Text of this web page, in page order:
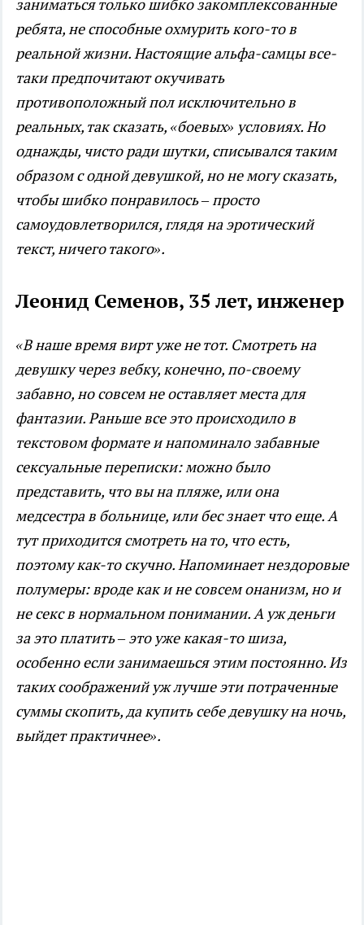
заниматься только шибко закомплексованные
ребята, не способные охмурить кого-то в
реальной жизни. Настоящие альфа-самцы все-
таки предпочитают окучивать
противоположный пол исключительно в
реальных, так сказать, «боевых» условиях. Но
однажды, чисто ради шутки, списывался таким
образом с одной девушкой, но не могу сказать,
чтобы шибко понравилось – просто
самоудовлетворился, глядя на эротический
текст, ничего такого».
Леонид Семенов, 35 лет, инженер
«В наше время вирт уже не тот. Смотреть на
девушку через вебку, конечно, по-своему
забавно, но совсем не оставляет места для
фантазии. Раньше все это происходило в
текстовом формате и напоминало забавные
сексуальные переписки: можно было
представить, что вы на пляже, или она
медсестра в больнице, или бес знает что еще. А
тут приходится смотреть на то, что есть,
поэтому как-то скучно. Напоминает нездоровые
полумеры: вроде как и не совсем онанизм, но и
не секс в нормальном понимании. А уж деньги
за это платить – это уже какая-то шиза,
особенно если занимаешься этим постоянно. Из
таких соображений уж лучше эти потраченные
суммы скопить, да купить себе девушку на ночь,
выйдет практичнее».